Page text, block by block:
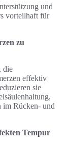
und
vorteilhaft für
zu
die
effektiv
sie
im Rücken- und
Tempur